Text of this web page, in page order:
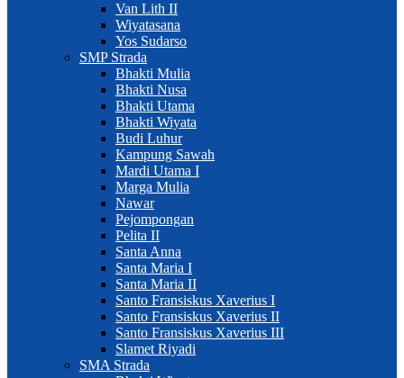
Van Lith II
Wiyatasana
Yos Sudarso
SMP Strada
Bhakti Mulia
Bhakti Nusa
Bhakti Utama
Bhakti Wiyata
Budi Luhur
Kampung Sawah
Mardi Utama I
Marga Mulia
Nawar
Pejompongan
Pelita II
Santa Anna
Santa Maria I
Santa Maria II
Santo Fransiskus Xaverius I
Santo Fransiskus Xaverius II
Santo Fransiskus Xaverius III
Slamet Riyadi
SMA Strada